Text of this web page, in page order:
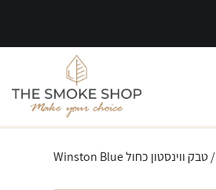
/ טבק ווינסטון כחול Winston Blue